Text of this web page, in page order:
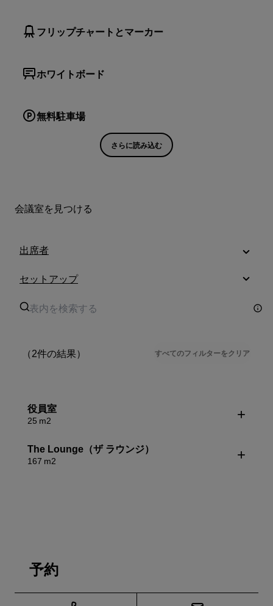
フリップチャートとマーカー
ホワイトボード
無料駐車場
さらに読み込む
会議室を見つける
出席者
セットアップ
（2件の結果） すべてのフィルターをクリア
役員室
25 m2
The Lounge（ザ ラウンジ）
167 m2
予約